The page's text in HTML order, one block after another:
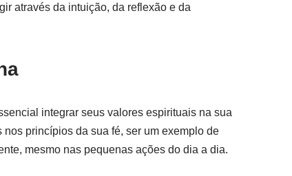
através da intuição, da reflexão e da
integrar seus valores espirituais na sua
princípios da sua fé, ser um exemplo de
mesmo nas pequenas ações do dia a dia.